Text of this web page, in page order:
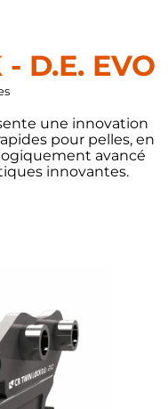
D.E. EVO
une innovation
pour pelles, en
avancé
innovantes.